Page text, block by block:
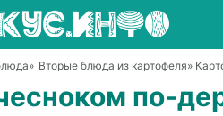
» Вторые блюда из картофеля»
по-